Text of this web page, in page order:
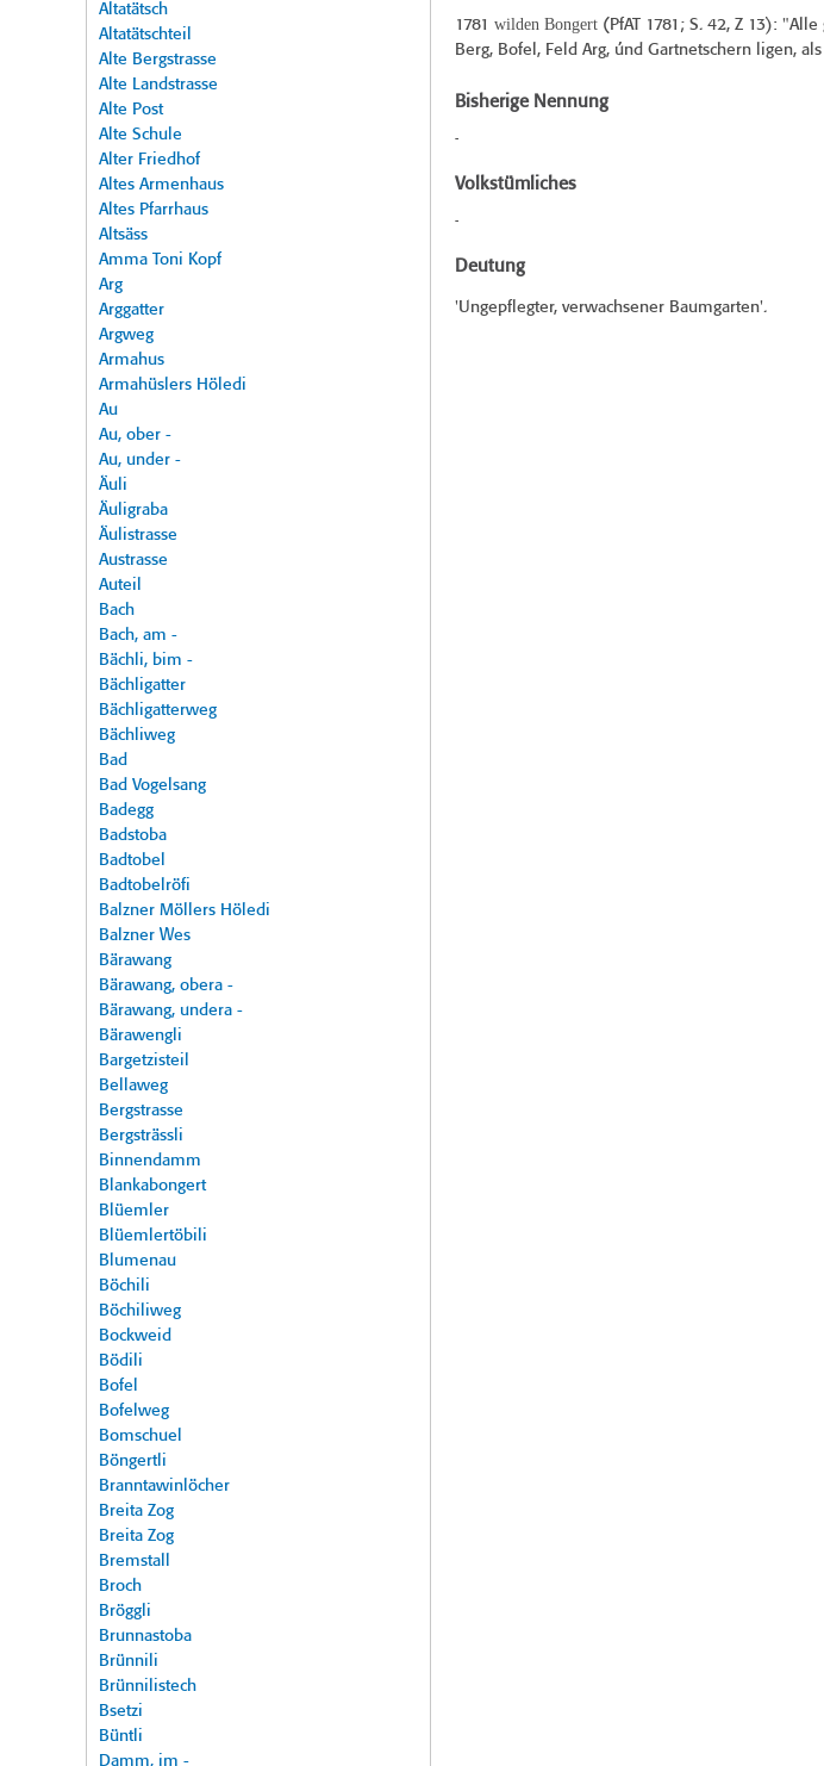
Altatätsch
Altatätschteil
Alte Bergstrasse
Alte Landstrasse
Alte Post
Alte Schule
Alter Friedhof
Altes Armenhaus
Altes Pfarrhaus
Altsäss
Amma Toni Kopf
Arg
Arggatter
Argweg
Armahus
Armahüslers Höledi
Au
Au, ober -
Au, under -
Äuli
Äuligraba
Äulistrasse
Austrasse
Auteil
Bach
Bach, am -
Bächli, bim -
Bächligatter
Bächligatterweg
Bächliweg
Bad
Bad Vogelsang
Badegg
Badstoba
Badtobel
Badtobelröfi
Balzner Möllers Höledi
Balzner Wes
Bärawang
Bärawang, obera -
Bärawang, undera -
Bärawengli
Bargetzisteil
Bellaweg
Bergstrasse
Bergsträssli
Binnendamm
Blankabongert
Blüemler
Blüemlertöbili
Blumenau
Böchili
Böchiliweg
Bockweid
Bödili
Bofel
Bofelweg
Bomschuel
Böngertli
Branntawinlöcher
Breita Zog
Breita Zog
Bremstall
Broch
Bröggli
Brunnastoba
Brünnili
Brünnilistech
Bsetzi
Büntli
Damm, im -
1781 wilden Bongert( PfAT 1781 ; S. 42, Z 13):
Berg, Bofel, Feld Arg, únd Gartnetschern ligen,
Bisherige Nennung
-
Volkstümliches
-
Deutung
'Ungepflegter, verwachsener Baumgarten'.